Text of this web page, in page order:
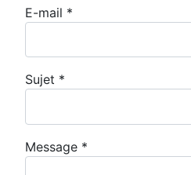
E-mail *
Sujet *
Message *